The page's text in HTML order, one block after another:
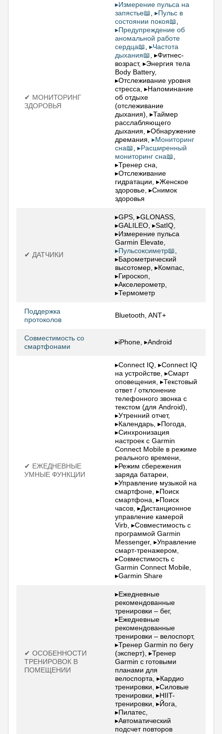
✔ МОНИТОРИНГ
ЗДОРОВЬЯ
▸Измерение пульса на
запястье📖, ▸Пульс в
состоянии покоя📖,
▸Предупреждение об
аномальной работе
сердца📖, ▸Частота
дыхания📖, ▸Фитнес-
возраст, ▸Энергия тела
Body Battery,
▸Отслеживание уровня
стресса, ▸Напоминание
об отдыхе
(отслеживание
дыхания), ▸Таймер
расслабляющего
дыхания, ▸Обнаружение
дремания, ▸Мониторинг
сна📖, ▸Расширенный
мониторинг сна📖,
▸Тренер сна,
▸Отслеживание
гидратации, ▸Женское
здоровье, ▸Снимок
здоровья
✔ ДАТЧИКИ
▸GPS, ▸GLONASS,
▸GALILEO, ▸SatIQ,
▸Измерение пульса
Garmin Elevate,
▸Пульсоксиметр📖,
▸Барометрический
высотомер, ▸Компас,
▸Гироскоп,
▸Акселерометр,
▸Термометр
Поддержка
протоколов
Bluetooth, ANT+
Совместимость со
смартфонами
▸iPhone, ▸Android
✔ ЕЖЕДНЕВНЫЕ
УМНЫЕ ФУНКЦИИ
▸Connect IQ, ▸Connect IQ
на устройстве, ▸Смарт
оповещения, ▸Текстовый
ответ / отклонение
телефонного звонка с
текстом (для Android),
▸Утренний отчет,
▸Календарь, ▸Погода,
▸Синхронизация
настроек с Garmin
Connect Mobile в режиме
реального времени,
▸Режим сбережения
заряда батареи,
▸Управление музыкой на
смартфоне, ▸Поиск
смартфона, ▸Поиск
часов, ▸Дистанционное
управление камерой
Virb, ▸Совместимость с
программой Garmin
Messenger, ▸Управление
смарт-тренажером,
▸Совместимость с
Garmin Connect Mobile,
▸Garmin Share
✔ ОСОБЕННОСТИ
ТРЕНИРОВОК В
ПОМЕЩЕНИИ
▸Ежедневные
рекомендованные
тренировки – бег,
▸Ежедневные
рекомендованные
тренировки – велоспорт,
▸Тренер Garmin по бегу
(эксперт), ▸Тренер
Garmin с готовыми
планами для
велоспорта, ▸Кардио
тренировки, ▸Силовые
тренировки, ▸HIIT-
тренировки, ▸Йога,
▸Пилатес,
▸Автоматический
подсчет повторов